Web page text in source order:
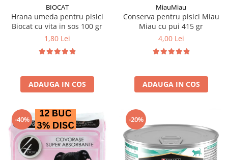
BIOCAT
Hrana umeda pentru pisici
Biocat cu vita in sos 100 gr
1,80 Lei
ADAUGA IN COS
MiauMiau
Conserva pentru pisici Miau
Miau cu pui 415 gr
4,00 Lei
ADAUGA IN COS
-40% -20%